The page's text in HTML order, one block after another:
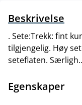
Beskrivelse
. Sete:Trekk: fint
tilgjengelig. Høy
seteflaten.
Egenskaper